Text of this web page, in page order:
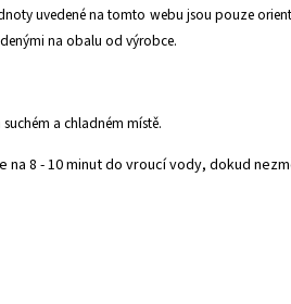
uvedené na tomto webu jsou pouze
na obalu od výrobce.
a chladném místě.
na 8 - 10 minut do vroucí vody, dokud